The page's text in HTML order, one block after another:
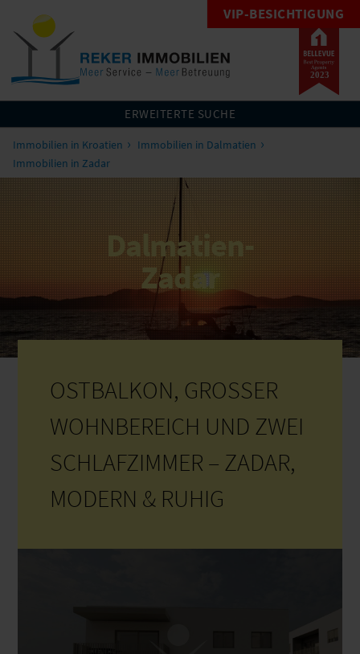
VIP-BESICHTIGUNG
ERWEITERTE SUCHE
Immobilien in Kroatien
Immobilien in Dalmatien
Immobilien in Zadar
Dalmatien-
Zadar
OSTBALKON, GROSSER
WOHNBEREICH UND ZWEI
SCHLAFZIMMER – ZADAR,
MODERN & RUHIG